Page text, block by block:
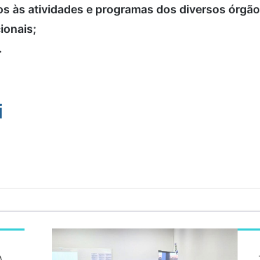
às atividades e programas dos diversos